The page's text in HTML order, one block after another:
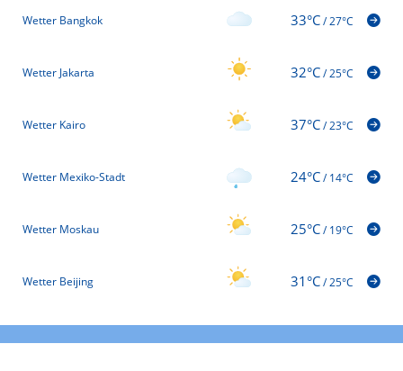
Wetter Bangkok 33°C/27°C
Wetter Jakarta 32°C/25°C
Wetter Kairo 37°C/23°C
Wetter Mexiko-Stadt 24°C/14°C
Wetter Moskau 25°C/19°C
Wetter Beijing 31°C/25°C